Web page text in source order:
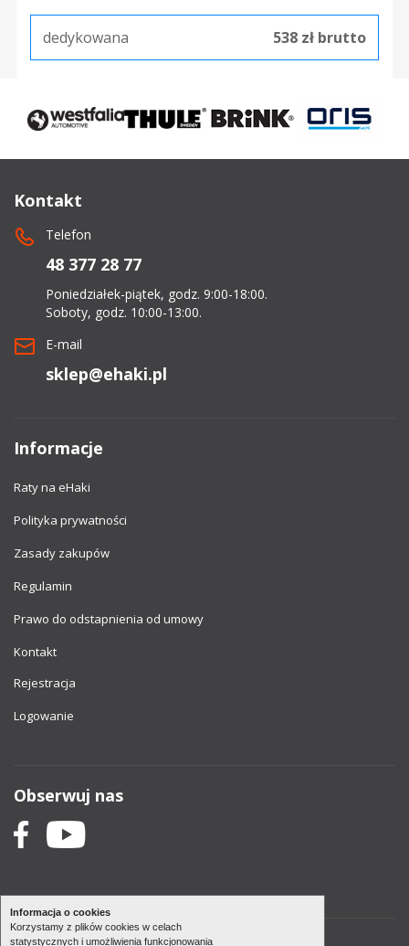
Informacja o cookies
Korzystamy z plików cookies w celach
statystycznych i umożliwienia funkcjonowania
dedykowana 538 zł brutto
Kontakt
Telefon
48 377 28 77
Poniedziałek-piątek, godz. 9:00-18:00.
Soboty, godz. 10:00-13:00.
E-mail
sklep@ehaki.pl
Informacje
Raty na eHaki
Polityka prywatności
Zasady zakupów
Regulamin
Prawo do odstapnienia od umowy
Kontakt
Rejestracja
Logowanie
Obserwuj nas